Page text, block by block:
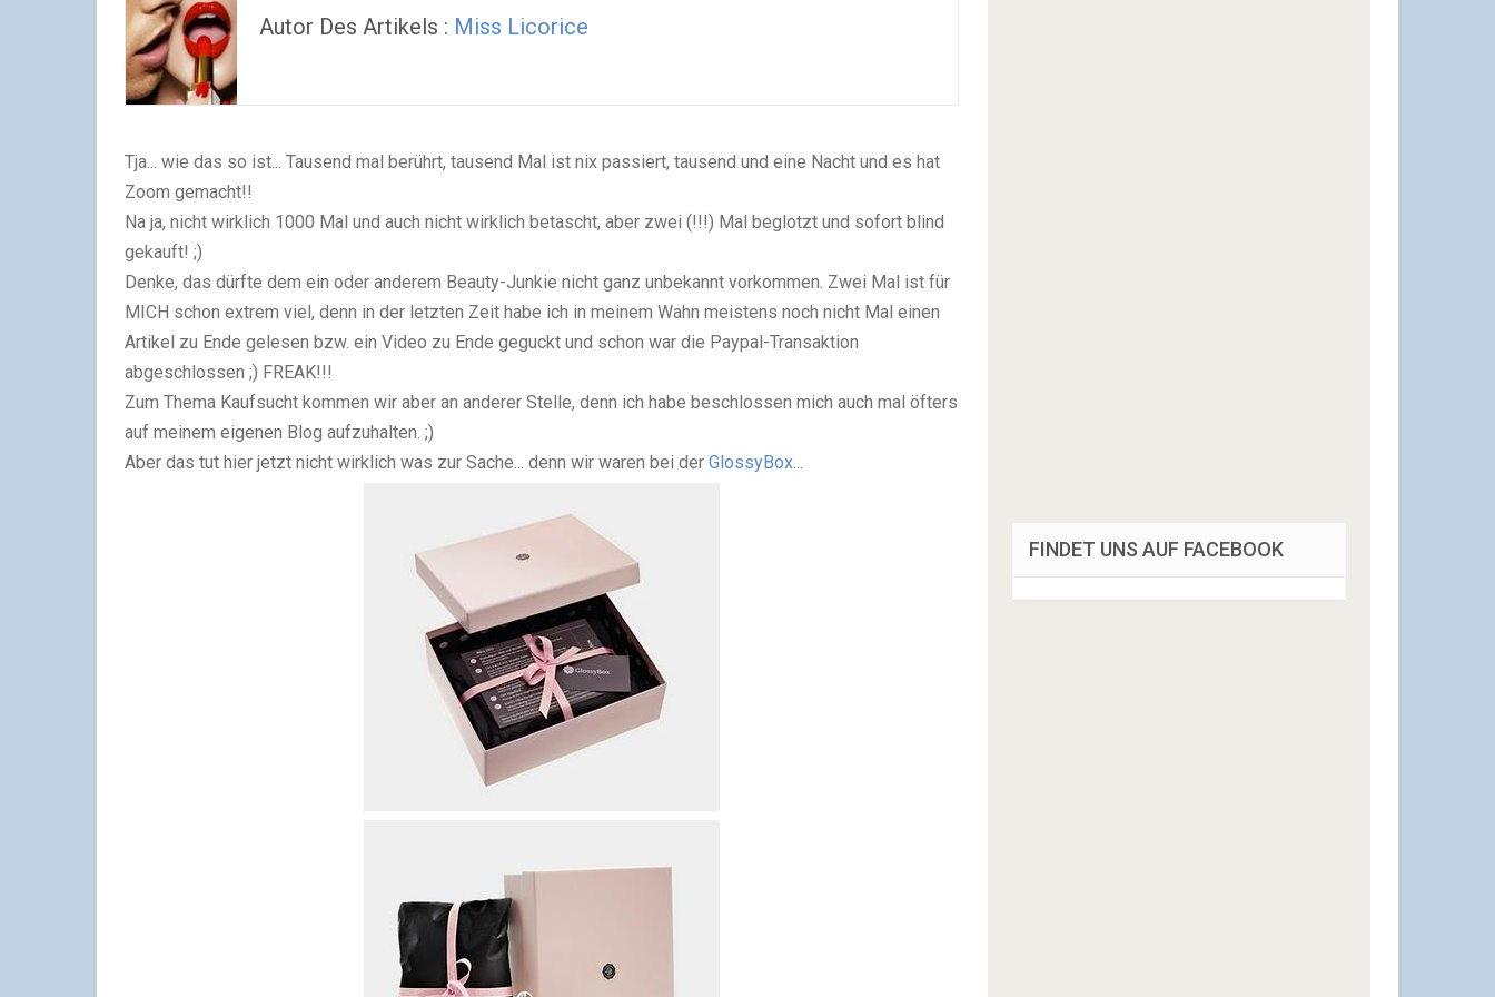
Autor Des Artikels : Miss Licorice
Tja... wie das so ist... Tausend mal berührt, tausend Mal ist nix passiert, tausend und eine Nacht und es hat
Zoom gemacht!!
Na ja, nicht wirklich 1000 Mal und auch nicht wirklich betascht, aber zwei (!!!) Mal beglotzt und sofort blind
gekauft! ;)
Denke, das dürfte dem ein oder anderem Beauty-Junkie nicht ganz unbekannt vorkommen. Zwei Mal ist für
MICH schon extrem viel, denn in der letzten Zeit habe ich in meinem Wahn meistens noch nicht Mal einen
Artikel zu Ende gelesen bzw. ein Video zu Ende geguckt und schon war die Paypal-Transaktion
abgeschlossen ;) FREAK!!!
Zum Thema Kaufsucht kommen wir aber an anderer Stelle, denn ich habe beschlossen mich auch mal öfters
auf meinem eigenen Blog aufzuhalten. ;)
Aber das tut hier jetzt nicht wirklich was zur Sache... denn wir waren bei der GlossyBox...
FINDET UNS AUF FACEBOOK